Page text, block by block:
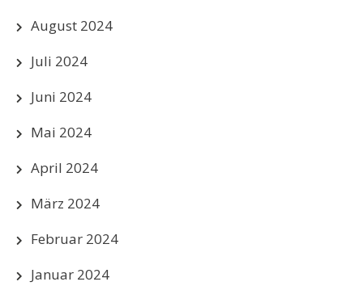
August 2024
Juli 2024
Juni 2024
Mai 2024
April 2024
März 2024
Februar 2024
Januar 2024